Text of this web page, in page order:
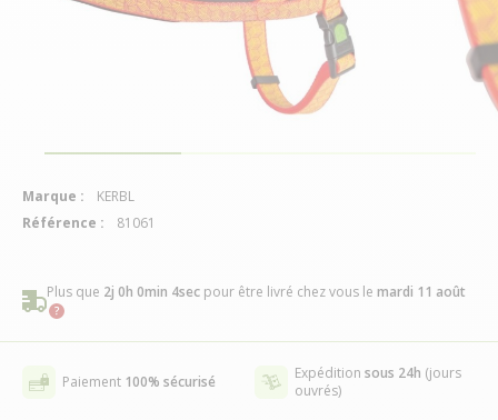
Plus que 2j 0h 0min 4sec pour être livré chez vous le mardi 11 août
Paiement 100% sécurisé Expédition sous 24h (jours
ouvrés)
Marque :
KERBL
Référence :
81061